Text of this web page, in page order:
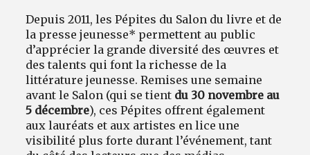
Depuis 2011, les Pépites du Salon du livre et de
la presse jeunesse* permettent au public
d’apprécier la grande diversité des œuvres et
des talents qui font la richesse de la
littérature jeunesse. Remises une semaine
avant le Salon (qui se tient du 30 novembre au
5 décembre), ces Pépites offrent également
aux lauréats et aux artistes en lice une
visibilité plus forte durant l’événement, tant